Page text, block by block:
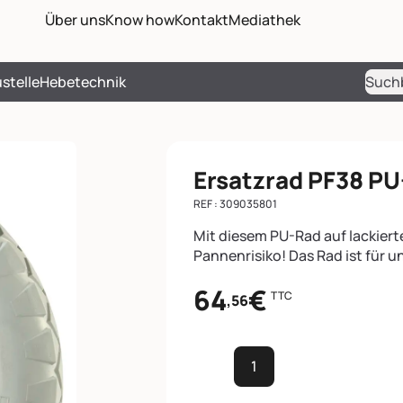
Passer les menus de navigation
Über unsKnow howKontaktMediathek
Hebetechnik
Ersatzrad PF38
REF : 309035801
Mit diesem PU-Rad auf
Pannenrisiko! Das Rad ist für
64,56€ TTC
Ersatzrad PF38 PU-RAD 400
Passer le pied de page et